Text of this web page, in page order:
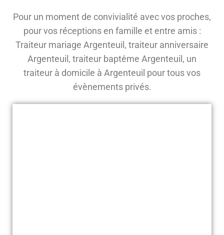
Pour un moment de convivialité avec vos proches,
pour vos réceptions en famille et entre amis :
Traiteur mariage Argenteuil, traiteur anniversaire
Argenteuil, traiteur baptême Argenteuil, un
traiteur à domicile à Argenteuil pour tous vos
évènements privés.